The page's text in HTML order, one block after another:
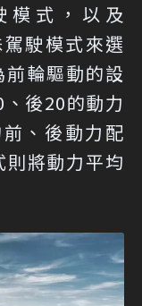
模式，以及
駛模式來選
輪驅動的設
後20的動力
、後動力配
將動力平均